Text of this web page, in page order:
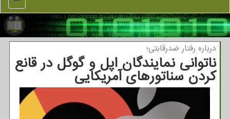
درباره رفتار ضدرقابتی؛
ناتوانی نمایندگان اپل و گوگل در قانع
كردن سناتورهای آمریكایی